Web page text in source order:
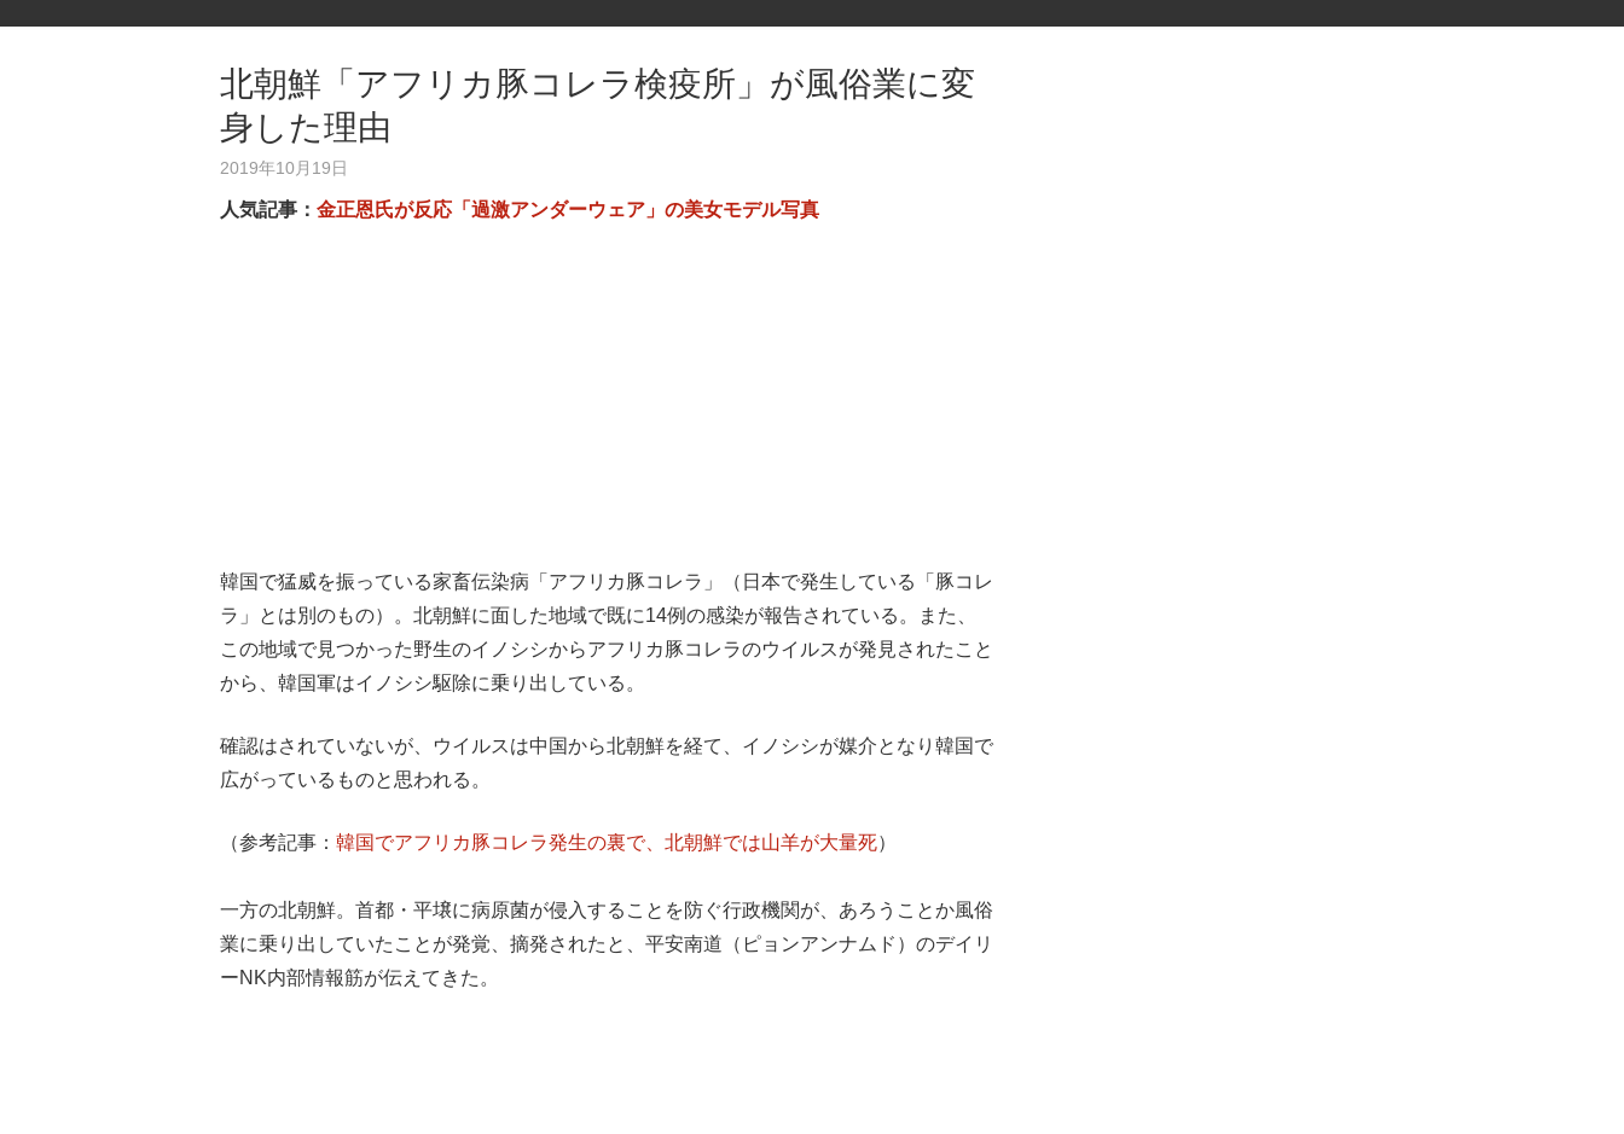
北朝鮮「アフリカ豚コレラ検疫所」が風俗業に変
身した理由
2019年10月19日
人気記事： 金正恩氏が反応「過激アンダーウェア」の美女モデル写真
韓国で猛威を振っている家畜伝染病「アフリカ豚コレラ」（日本で発生している「豚コレ
ラ」とは別のもの）。北朝鮮に面した地域で既に14例の感染が報告されている。また、
この地域で見つかった野生のイノシシからアフリカ豚コレラのウイルスが発見されたこと
から、韓国軍はイノシシ駆除に乗り出している。
確認はされていないが、ウイルスは中国から北朝鮮を経て、イノシシが媒介となり韓国で
広がっているものと思われる。
（参考記事： 韓国でアフリカ豚コレラ発生の裏で、北朝鮮では山羊が大量死）
一方の北朝鮮。首都・平壌に病原菌が侵入することを防ぐ行政機関が、あろうことか風俗
業に乗り出していたことが発覚、摘発されたと、平安南道（ピョンアンナムド）のデイリ
ーNK内部情報筋が伝えてきた。